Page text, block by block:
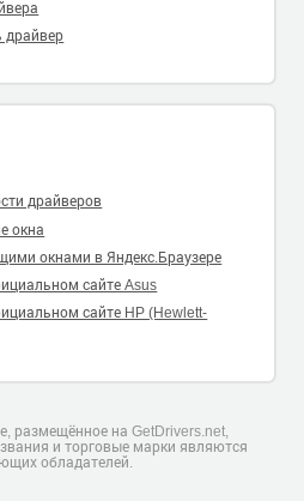
драйвер
драйверов
окна
окнами в Яндекс.Браузере
сайте Asus
сайте HP (Hewlett-
размещённое на GetDrivers.net,
и торговые марки являются
обладателей.